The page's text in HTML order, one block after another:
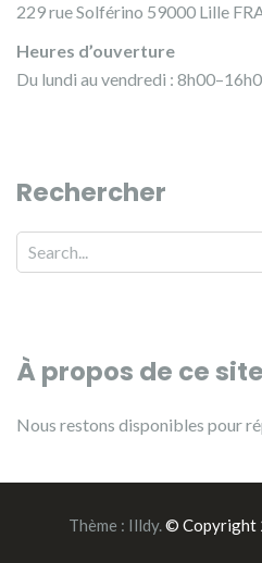
229 rue Solférino 59000 Lille
Heures d’ouverture
Du lundi au vendredi :
Rechercher
À propos de ce site
Nous restons disponibles pour
Thème : Illdy.© Copyright